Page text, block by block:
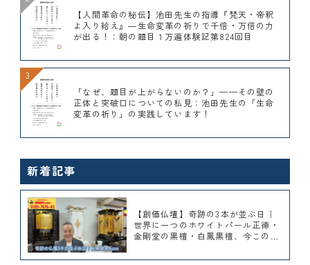
【人間革命の秘伝】池田先生の指導『梵天・帝釈
よ入り給え』―生命変革の祈りで千倍・万倍の力
が出る！：朝の題目１万遍体験記第824回目
「なぜ、題目が上がらないのか？」——その壁の
正体と突破口についての私見：池田先生の「生命
変革の祈り」の実践しています！
新着記事
【創価仏壇】奇跡の3本が並ぶ日｜
世界に一つのホワイトパール正徳・
金剛堂の黒檀・白鳳黒檀、今このシ
桃李.com